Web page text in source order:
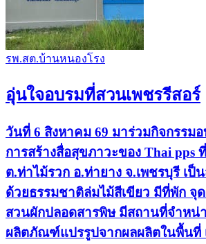
รพ.สต.บ้านหนองโรง
อุ่นใจอบรมที่สวนเพชรรีสอร์
วันที่ 6 สิงหาคม 69 มาร่วมกิจกรรมอ
การสร้างสื่อสุขภาวะของ Thai pps
ต.ท่าไม้รวก อ.ท่ายาง จ.เพชรบุรี เป็
ด้วยธรรมชาติล่มไม้สีเขียว มีที่พัก จุ
สวนผักปลอดสารพิษ มีสถานที่จำหน่
ผลิตภัณฑ์แปรรูปจากผลผลิตในพื้นที่